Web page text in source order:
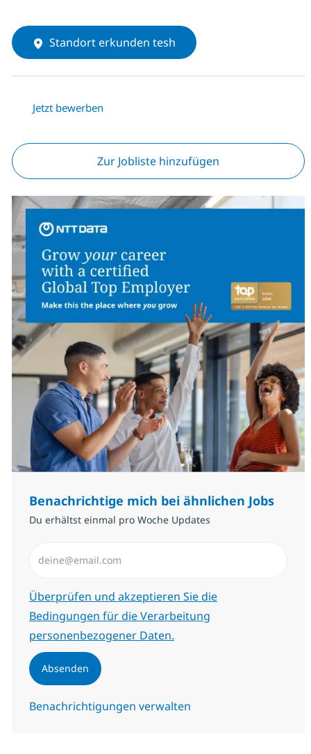
Standort erkunden tesh
Jetzt bewerben
Zur Jobliste hinzufügen
Benachrichtige mich bei ähnlichen Jobs
Du erhältst einmal pro Woche Updates
Erforderlich
Überprüfen und akzeptieren Sie die
Bedingungen für die Verarbeitung
personenbezogener Daten.
Absenden
Benachrichtigungen verwalten